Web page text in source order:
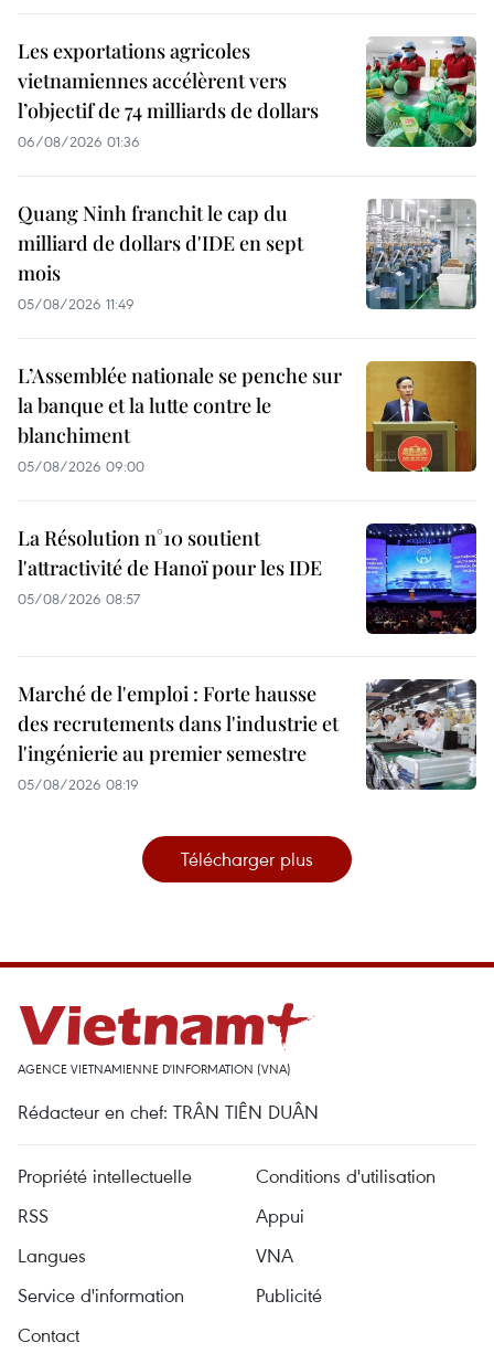
Les exportations agricoles
vietnamiennes accélèrent vers
l’objectif de 74 milliards de dollars
06/08/2026 01:36
Quang Ninh franchit le cap du
milliard de dollars d'IDE en sept
mois
05/08/2026 11:49
L’Assemblée nationale se penche sur
la banque et la lutte contre le
blanchiment
05/08/2026 09:00
La Résolution n°10 soutient
l'attractivité de Hanoï pour les IDE
05/08/2026 08:57
Marché de l'emploi : Forte hausse
des recrutements dans l'industrie et
l'ingénierie au premier semestre
05/08/2026 08:19
Télécharger plus
AGENCE VIETNAMIENNE D'INFORMATION (VNA)
Rédacteur en chef: TRÂN TIÊN DUÂN
Propriété intellectuelle
Conditions d'utilisation
RSS
Appui
Langues
VNA
Service d'information
Publicité
Contact